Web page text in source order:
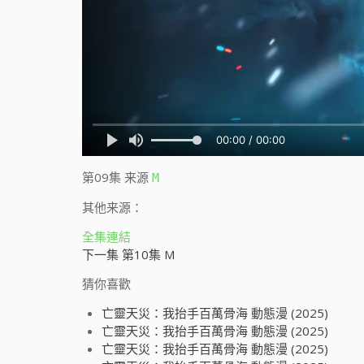
第09集 来源 M
其他来源：
全集連結
下一集 第10集 M
猜你喜歡
亡靈天災：我抬手百萬骨海 動態漫 (2025)
亡靈天災：我抬手百萬骨海 動態漫 (2025)
亡靈天災：我抬手百萬骨海 動態漫 (2025)